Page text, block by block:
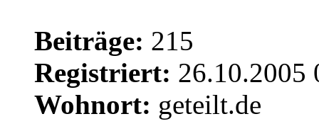
Beiträge: 215
Registriert: 26.10.2005
Wohnort: geteilt.de